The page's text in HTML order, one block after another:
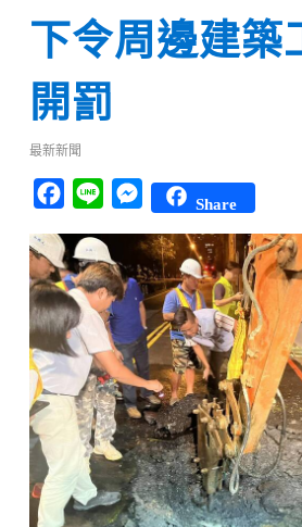
下令周邊建築
開罰
最新新聞
Facebook
Line Messenger
Share